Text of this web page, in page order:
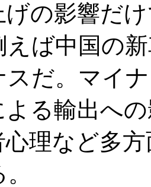
げの影響だ
えば中国の
スだ。マイ
る輸出へ
心理など多